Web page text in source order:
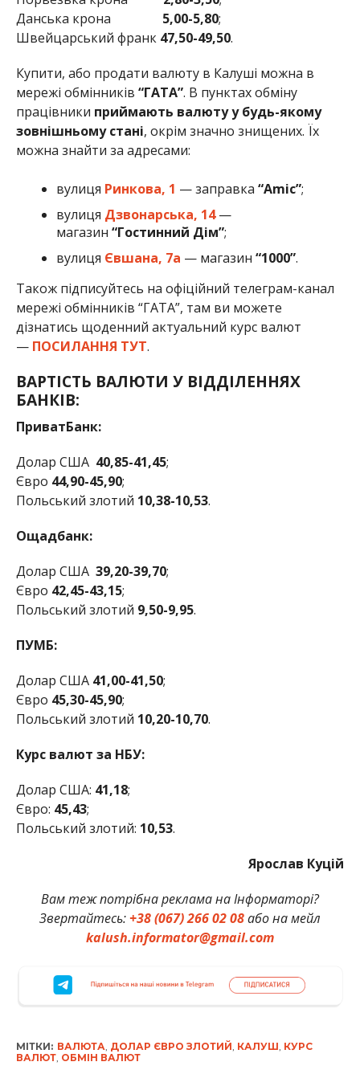
Данська крона 5,00-5,80;
Швейцарський франк 47,50-49,50.
Купити, або продати валюту в Калуші можна в
мережі обмінників “ГАТА”. В пунктах обміну
працівники приймають валюту у будь-якому
зовнішньому стані, окрім значно знищених. Їх
можна знайти за адресами:
вулиця Ринкова, 1 — заправка “Amic”;
вулиця Дзвонарська, 14—
магазин “Гостинний Дім”;
вулиця Євшана, 7а — магазин “1000”.
Також підписуйтесь на офіційний телеграм-канал
мережі обмінників “ГАТА”, там ви можете
дізнатись щоденний актуальний курс валют
— ПОСИЛАННЯ ТУТ.
ВАРТІСТЬ ВАЛЮТИ У ВІДДІЛЕННЯХ
БАНКІВ:
ПриватБанк:
Долар США 40,85-41,45;
Євро 44,90-45,90;
Польський злотий 10,38-10,53.
Ощадбанк:
Долар США 39,20-39,70;
Євро 42,45-43,15;
Польський злотий 9,50-9,95.
ПУМБ:
Долар США 41,00-41,50;
Євро 45,30-45,90;
Польський злотий 10,20-10,70.
Курс валют за НБУ:
Долар США: 41,18;
Євро: 45,43;
Польський злотий: 10,53.
Ярослав Куцій
Вам теж потрібна реклама на Інформаторі?
Звертайтесь:+38 (067) 266 02 08або на мейл
kalush.informator@gmail.com
МІТКИ: ВАЛЮТА ДОЛАР ЄВРО ЗЛОТИЙ КАЛУШ КУРС
ВАЛЮТ, ОБМІН ВАЛЮТ